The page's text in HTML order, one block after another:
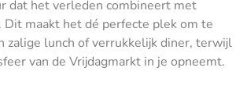
dat het verleden combineert met
Dit maakt het dé perfecte plek om te
zalige lunch of verrukkelijk diner, terwijl
van de Vrijdagmarkt in je opneemt.